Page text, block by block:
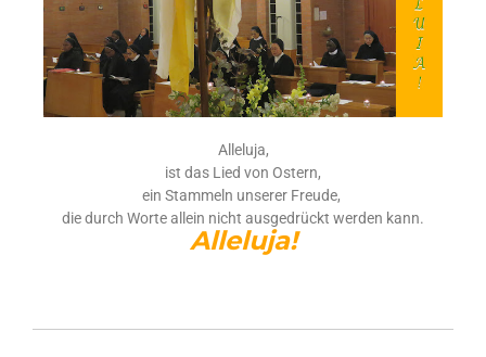
Alleluja,
ist das Lied von Ostern,
ein Stammeln unserer Freude,
die durch Worte allein nicht ausgedrückt werden kann.
Alleluja!